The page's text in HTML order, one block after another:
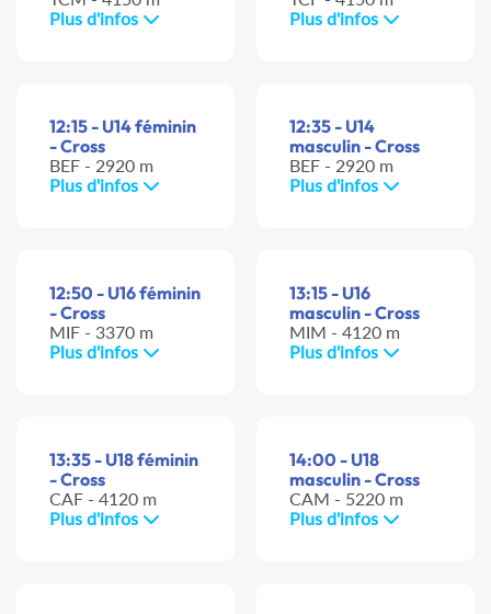
Plus d'infos
Plus d'infos
12:15 - U14 féminin
- Cross
BEF - 2920 m
Plus d'infos
12:35 - U14
masculin - Cross
BEF - 2920 m
Plus d'infos
12:50 - U16 féminin
- Cross
MIF - 3370 m
Plus d'infos
13:15 - U16
masculin - Cross
MIM - 4120 m
Plus d'infos
13:35 - U18 féminin
- Cross
CAF - 4120 m
Plus d'infos
14:00 - U18
masculin - Cross
CAM - 5220 m
Plus d'infos